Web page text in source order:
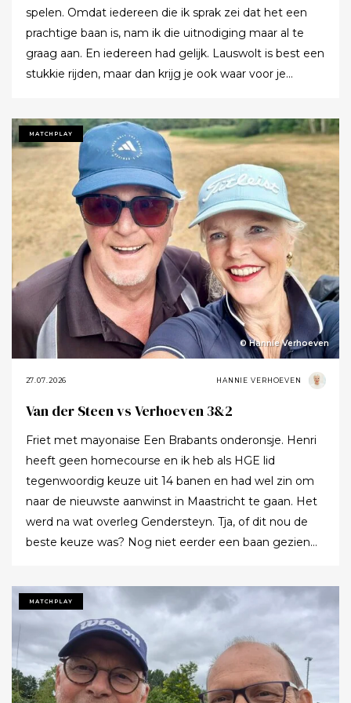
spelen. Omdat iedereen die ik sprak zei dat het een
prachtige baan is, nam ik die uitnodiging maar al te
graag aan. En iedereen had gelijk. Lauswolt is best een
stukkie rijden, maar dan krijg je ook waar voor je
Tot ik uiteindelijk aankondigde dat ik het nu echt niet
meer ging zeggen.
MATCHPLAY
© Hannie Verhoeven
27.07.2026 HANNIE VERHOEVEN
Van der Steen vs Verhoeven 3&2
Friet met mayonaise Een Brabants onderonsje. Henri
heeft geen homecourse en ik heb als HGE lid
tegenwoordig keuze uit 14 banen en had wel zin om
naar de nieuwste aanwinst in Maastricht te gaan. Het
werd na wat overleg Gendersteyn. Tja, of dit nou de
beste keuze was? Nog niet eerder een baan gezien
voor meer banen? Ze hebben echt hun best gedaan
om de afslagplaatsen en de greens groen te houden
maar dat leverde weer allerlei andere problemen op (
oa drassigheid rondom en op de greens ) dus
uitdaging volop! Ik denk dat buiten ons iedereen op de
MATCHPLAY